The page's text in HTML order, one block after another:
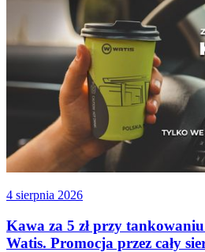
4 sierpnia 2026
Kawa za 5 zł przy
Watis. Promocja przez cały